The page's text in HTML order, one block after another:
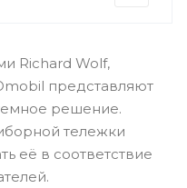
Richard Wolf,
представляют
решение.
тележки
её в соответствие